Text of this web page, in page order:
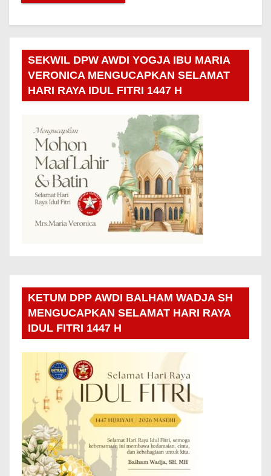
SEKWIL DPW AWDI YOGJA IBU MARIA
VERONICA MENGUCAPKAN SELAMAT
HARI RAYA IDUL FITRI 1447 H
KETUM DPP AWDI BALHAM WADJA SH
MENGUCAPKAN SELAMAT HARI RAYA
IDUL FITRI 1447 H